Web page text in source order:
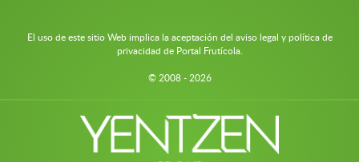
El uso de este sitio Web implica la aceptación del aviso legal y política de
privacidad de Portal Frutícola.
© 2008 - 2026